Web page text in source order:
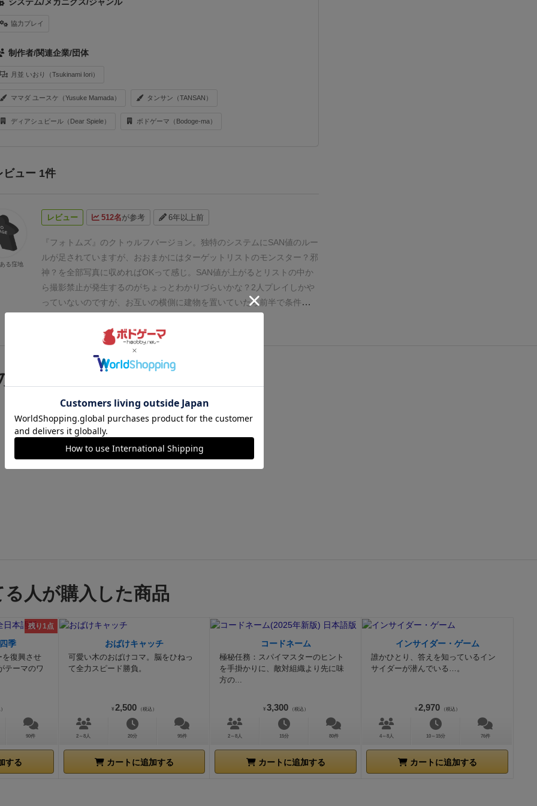
協力プレイ
制作者/関連企業/団体
月並 いおり（Tsukinami Iori）
ママダ ユースケ（Yusuke Mamada） タンサン（TANSAN）
ディアシュピール（Dear Spiele） ボドゲーマ（Bodoge-ma）
ビュー 1件
レビュー 512名が参考 6年以上前
『フォトムズ』のクトゥルフバージョン。 独特のシステムにSAN値のルー
ルが足されていますが、おおまかにはターゲットリストのモンスター？邪
神？を全部写真に収めればOKって感じ。SAN値が上がるとリストの中か
ら撮影禁止が発生するのがちょっとわかりづらいかな？ 2人プレイしかや
っていないのですが、お互いの横側に建物を置いていたら前半で条件を満
たして後半に設置する建物をひたすら後ろの方に隠す事になっちゃって
た。街を挟んで向かい合う位置に座れば良かったのかな？(でも写真確認
したらティンダロスの猟犬が写っていて死亡したけど)
それぞれの条件がぶつかり合ってより悩ましくなりそう。
全く知らないと所々引っかかるかも知れない。
ムだとはとても言えないし、めちゃくちゃ盛り上がるって感じでもない。
けれど、新聞記者として邪神を撮影するって設定はワクワクするし、スマ
ホのカメラを使って遊べるボードゲームって新鮮で興味は持ってもらいや
すいと思います。ボードゲームってこんなのもあるんだぜって知ってもら
る窪地
る街」の関連商品
人が購入した商品
残り1点
季
を復興させ
テーマのワ
90件
する
おばけキャッチ
可愛い木のおばけコマ。脳をひねっ
て全力スピード勝負。
¥ 2,500 （税込）
2～8人 20分 95件
カートに追加する
コードネーム
極秘任務：スパイマスターのヒント
を手掛かりに、敵対組織より先に味
方の...
¥ 3,300 （税込）
2～8人 15分 80件
カートに追加する
インサイダー・ゲーム
誰かひとり、答えを知っているイン
サイダーが潜んでいる…。
¥ 2,970 （税込）
4～8人 10～15分 76件
カートに追加する